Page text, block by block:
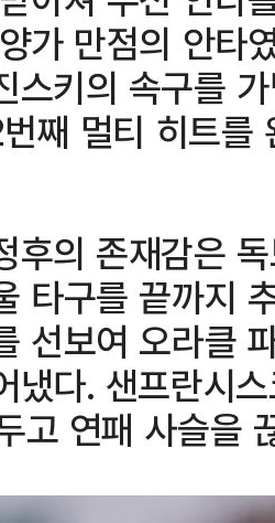
가 만점의 안타
스키의 속구를
째 멀티 히트를
후의 존재감은
타구를 끝까지
선보여 오라클
냈다. 샌프란시
고 연패 사슬을